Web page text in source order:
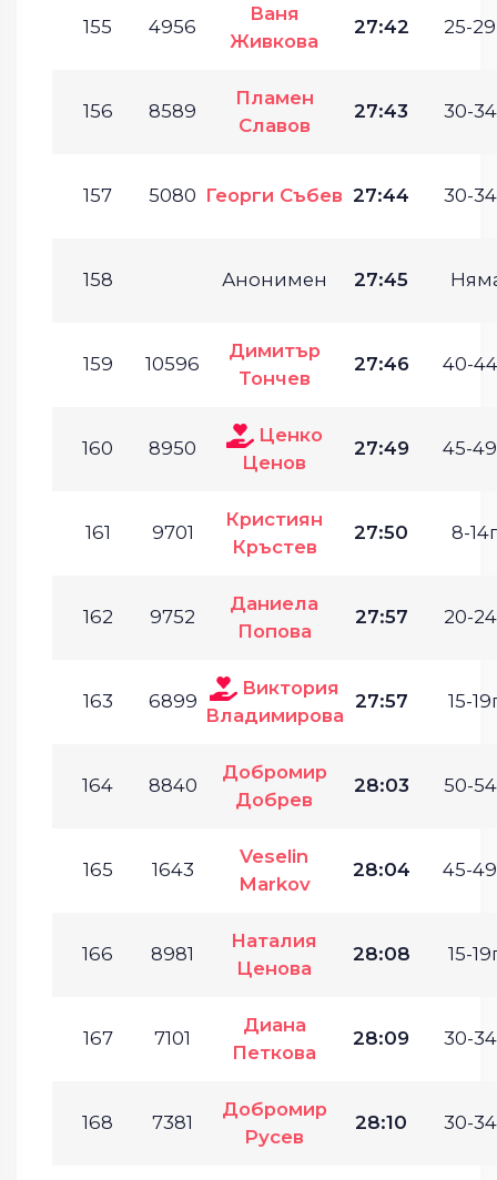
155 4956
Ваня
Живкова
27:42 25-
156 8589
Пламен
Славов
27:43 30-
157 5080 Георги Събев 27:44 30-
158 Анонимен 27:45
159 10596
Димитър
Тончев
27:46 40-
160 8950
Ценко
Ценов
27:49 45-
161 9701
Кристиян
Кръстев
27:50 8-
162 9752
Даниела
Попова
27:57 20-
163 6899
Виктория
Владимирова
27:57 15-
164 8840
Добромир
Добрев
28:03 50-
165 1643
Veselin
Markov
28:04 45-
166 8981
Наталия
Ценова
28:08 15-
167 7101
Диана
Петкова
28:09 30-
168 7381
Добромир
Русев
28:10 30-